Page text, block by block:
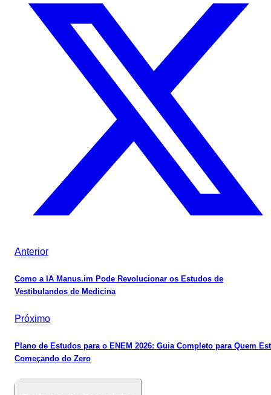
Anterior
Como a IA Manus.im Pode Revolucionar os Estudos de
Vestibulandos de Medicina
Próximo
Plano de Estudos para o ENEM 2026: Guia Completo para Quem
Começando do Zero